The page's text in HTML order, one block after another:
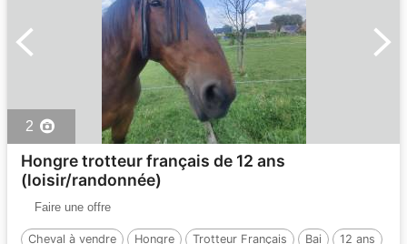
2
Hongre trotteur français de 12 ans
(loisir/randonnée)
Faire une offre
Cheval à vendre Hongre Trotteur Français Bai 12 ans